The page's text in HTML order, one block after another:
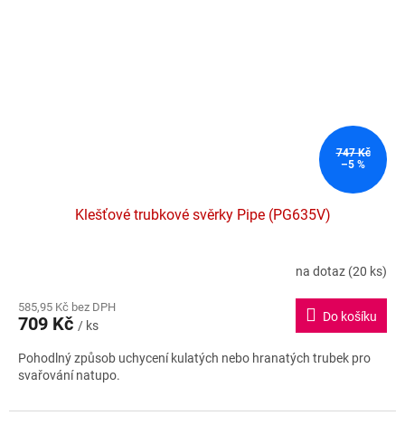
747 Kč
–5 %
Klešťové trubkové svěrky Pipe (PG635V)
na dotaz (20 ks)
585,95 Kč bez DPH
709 Kč / ks
Do košíku
Pohodlný způsob uchycení kulatých nebo hranatých trubek pro
svařování natupo.